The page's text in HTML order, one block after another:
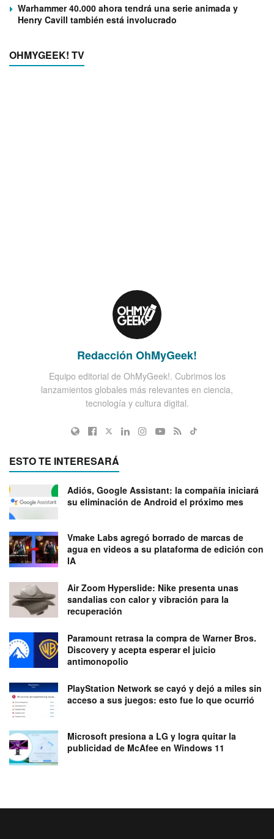
Warhammer 40.000 ahora tendrá una serie animada y
Henry Cavill también está involucrado
OHMYGEEK! TV
Redacción OhMyGeek!
Equipo editorial de OhMyGeek!. Cubrimos los
lanzamientos globales más relevantes en ciencia,
tecnología y cultura digital.
ESTO TE INTERESARÁ
Adiós, Google Assistant: la compañía iniciará
su eliminación de Android el próximo mes
Vmake Labs agregó borrado de marcas de
agua en videos a su plataforma de edición con
IA
Air Zoom Hyperslide: Nike presenta unas
sandalias con calor y vibración para la
recuperación
Paramount retrasa la compra de Warner Bros.
Discovery y acepta esperar el juicio
antimonopolio
PlayStation Network se cayó y dejó a miles sin
acceso a sus juegos: esto fue lo que ocurrió
Microsoft presiona a LG y logra quitar la
publicidad de McAfee en Windows 11